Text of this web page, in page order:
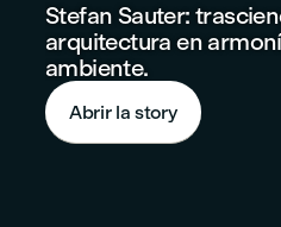
Stefan Sauter:
arquitectura en
ambiente.
Abrir la story